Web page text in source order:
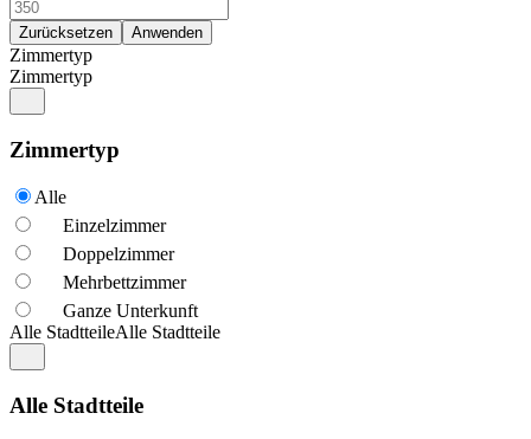
Zimmertyp
Zimmertyp
Zimmertyp
Alle
Einzelzimmer
Doppelzimmer
Mehrbettzimmer
Ganze Unterkunft
Alle StadtteileAlle Stadtteile
Alle Stadtteile